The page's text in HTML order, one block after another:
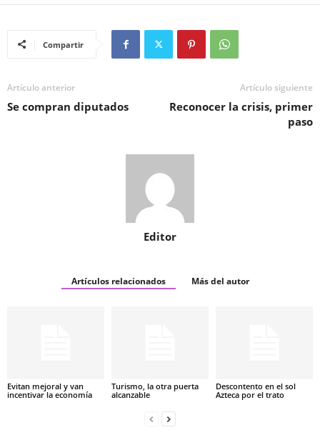
Compartir
Artículo anterior
Se compran diputados
Artículo siguiente
Reconocer la crisis, primer
paso
Editor
Artículos relacionados Más del autor
Evitan mejoral y van
incentivar la economía
Turismo, la otra puerta
alcanzable
Descontento en el sol
Azteca por el trato